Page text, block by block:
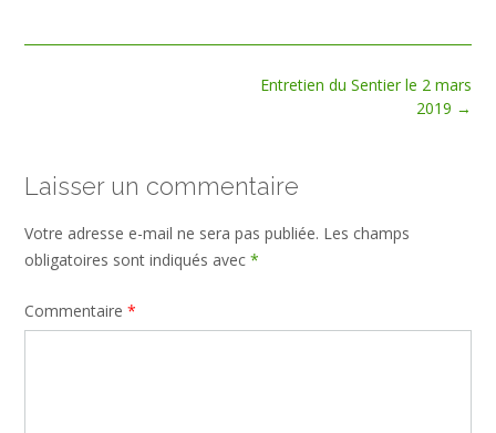
Entretien du Sentier le 2 mars
2019 →
Laisser un commentaire
Votre adresse e-mail ne sera pas publiée. Les champs
obligatoires sont indiqués avec *
Commentaire *